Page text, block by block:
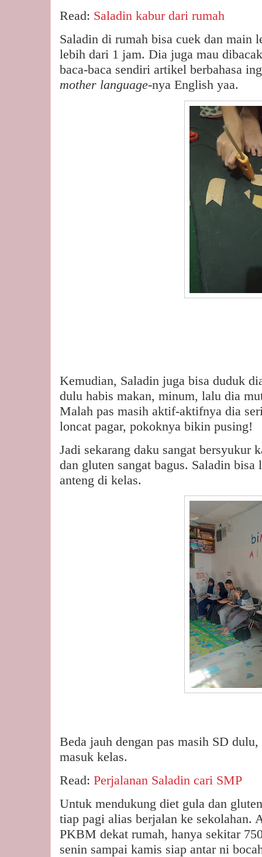
Read: Saladin kabur dari rumah
Saladin di rumah bisa cuek dan main
lebih dari 1 jam. Dia juga mau
baca-baca sendiri artikel berbahasa
mother language-nya English yaa.
Kemudian, Saladin juga bisa duduk
dulu habis makan, minum, lalu dia
Malah pas masih aktif-aktifnya dia
loncat pagar, pokoknya bikin pusing!
Jadi sekarang daku sangat bersyukur
dan gluten sangat bagus. Saladin
anteng di kelas.
Beda jauh dengan pas masih SD
masuk kelas.
Read: Perjalanan Saladin cari SMP
Untuk mendukung diet gula dan
tiap pagi alias berjalan ke sekolahan.
PKBM dekat rumah, hanya sekitar
senin sampai kamis siap antar ni